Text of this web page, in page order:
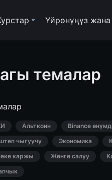
Үйрөнүңүз
темалар
Альткоин Binance
чыгуучу
Экономика
каржы
Жөнгө салуу